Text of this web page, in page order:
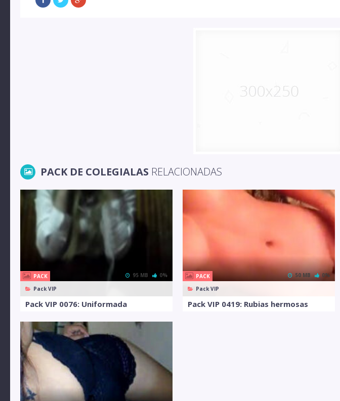
PACK DE COLEGIALAS RELACIONADAS
PACK
Pack VIP
95 MB 0%
Pack VIP 0076: Uniformada
PACK
Pack VIP
50 MB 0%
Pack VIP 0419: Rubias hermosas